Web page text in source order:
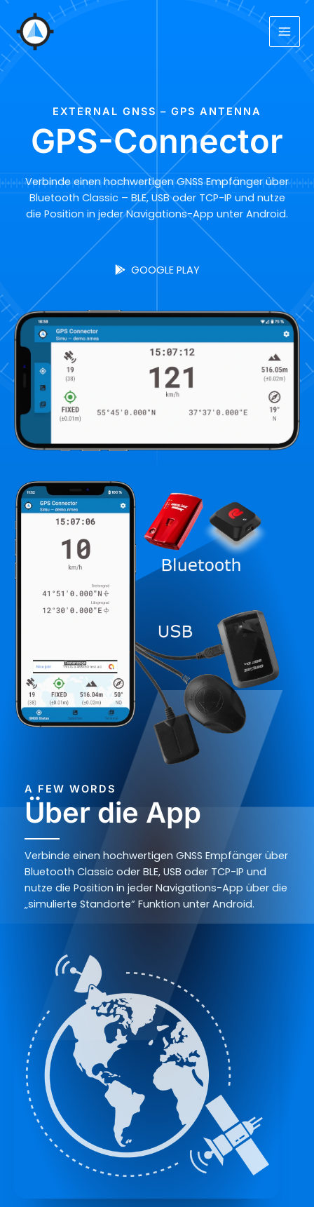
Zum
Inhalt
springen
EXTERNAL GNSS – GPS ANTENNA
GPS-Connector
Verbinde einen hochwertigen GNSS Empfänger über
Bluetooth Classic – BLE, USB oder TCP-IP und nutze
die Position in jeder Navigations-App unter Android.
GOOGLE PLAY
A FEW WORDS
Über die App
Verbinde einen hochwertigen GNSS Empfänger über
Bluetooth Classic oder BLE, USB oder TCP-IP und
nutze die Position in jeder Navigations-App über die
„simulierte Standorte“ Funktion unter Android.